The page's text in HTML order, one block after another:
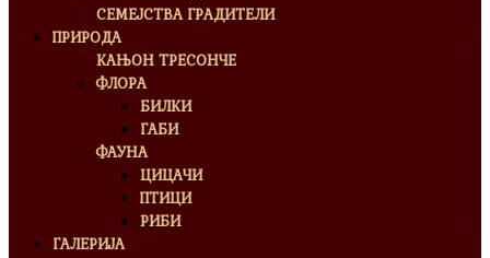
СЕМЕЈСТВА ГРАДИТЕЛИ
ПРИРОДА
КАЊОН ТРЕСОНЧЕ
ФЛОРА
БИЛКИ
ГАБИ
ФАУНА
ЦИЦАЧИ
ПТИЦИ
РИБИ
ГАЛЕРИЈА